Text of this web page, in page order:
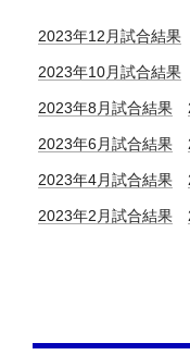
2023年12月試合結果
2023年10月試合結果
2023年8月試合結果
2023年6月試合結果
2023年4月試合結果
2023年2月試合結果